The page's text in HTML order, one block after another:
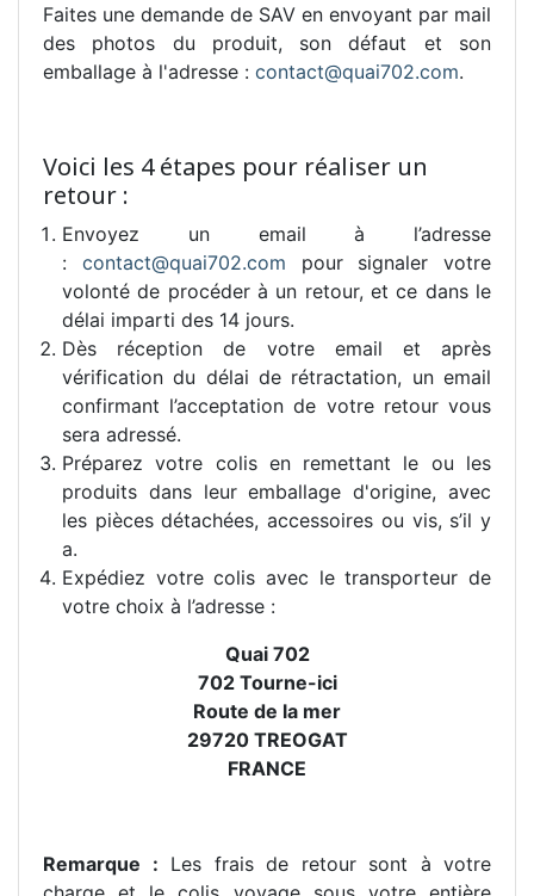
Faites une demande de SAV en envoyant par mail
des photos du produit, son défaut et son
emballage à l'adresse : contact@quai702.com.
Voici les 4 étapes pour réaliser un
retour :
Envoyez un email à l’adresse
: contact@quai702.com pour signaler votre
volonté de procéder à un retour, et ce dans le
délai imparti des 14 jours.
Dès réception de votre email et après
vérification du délai de rétractation, un email
confirmant l’acceptation de votre retour vous
sera adressé.
Préparez votre colis en remettant le ou les
produits dans leur emballage d'origine, avec
les pièces détachées, accessoires ou vis, s’il y
a.
Expédiez votre colis avec le transporteur de
votre choix à l’adresse :
Quai 702
702 Tourne-ici
Route de la mer
29720 TREOGAT
FRANCE
Remarque : Les frais de retour sont à votre